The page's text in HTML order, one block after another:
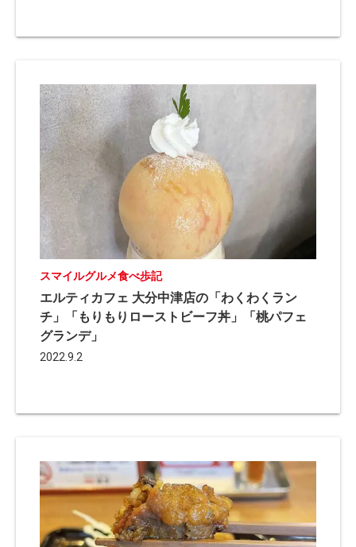
スマイルグルメ食べ歩記
エルティカフェ 大分中津店の「わくわくラン
チ」「もりもりローストビーフ丼」「桃パフェ
グランデ」
2022.9.2